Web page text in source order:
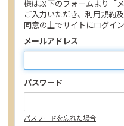
様は以下のフォームより「
ご入力いただき、 利用規約
同意の上でサイトにログイ
メールアドレス
パスワード
パスワードを忘れた場合